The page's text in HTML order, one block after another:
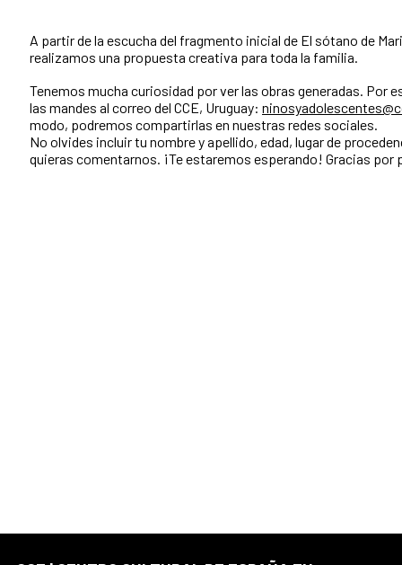
A partir de la escucha del fragmento inicial de El sótano de
realizamos una propuesta creativa para toda la familia.
Tenemos mucha curiosidad por ver las obras generadas. Por
las mandes al correo del CCE, Uruguay:
modo, podremos compartirlas en nuestras redes sociales.
No olvides incluir tu nombre y apellido, edad, lugar de
quieras comentarnos. ¡Te estaremos esperando! Gracias por